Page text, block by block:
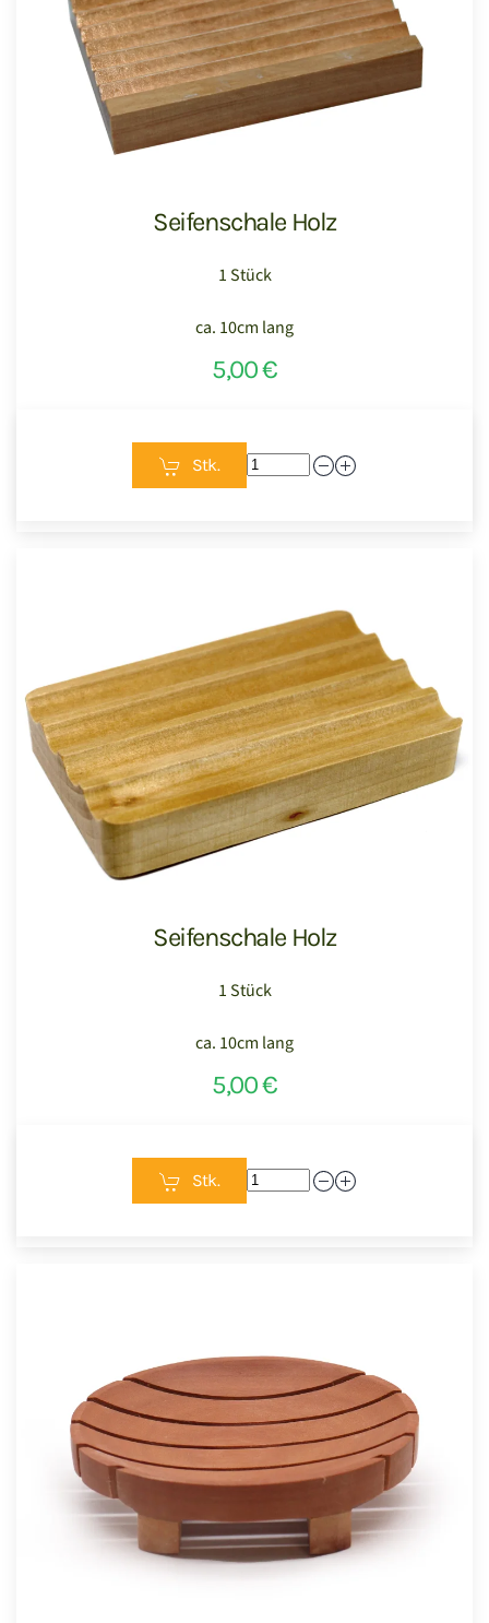
Seifenschale Holz
1 Stück
ca. 10cm lang
5,00 €
Stk.
Seifenschale Holz
1 Stück
ca. 10cm lang
5,00 €
Stk.